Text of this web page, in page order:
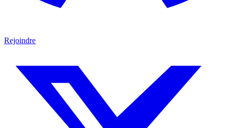
Rejoindre